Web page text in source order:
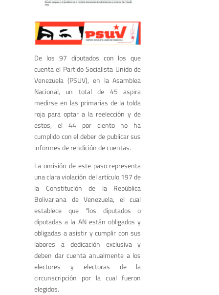
De los 97 diputados con los que
cuenta el Partido Socialista Unido de
Venezuela (PSUV), en la Asamblea
Nacional, un total de 45 aspira
medirse en las primarias de la tolda
roja para optar a la reelección y de
estos, el 44 por ciento no ha
cumplido con el deber de publicar sus
informes de rendición de cuentas.
La omisión de este paso representa
una clara violación del artículo 197 de
la Constitución de la República
Bolivariana de Venezuela, el cual
establece que “los diputados o
diputadas a la AN están obligados y
obligadas a asistir y cumplir con sus
labores a dedicación exclusiva y
deben dar cuenta anualmente a los
electores y electoras de la
circunscripción por la cual fueron
elegidos.